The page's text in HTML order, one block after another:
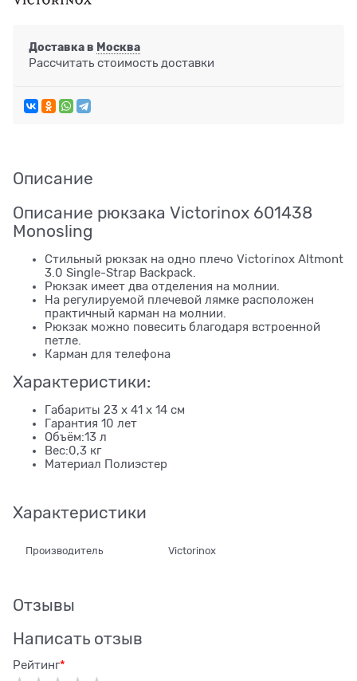
Доставка в Москва
Рассчитать стоимость доставки
Описание
Описание рюкзака Victorinox 601438
Monosling
Стильный рюкзак на одно плечо Victorinox Altmont
3.0 Single-Strap Backpack.
Рюкзак имеет два отделения на молнии.
На регулируемой плечевой лямке расположен
практичный карман на молнии.
Рюкзак можно повесить благодаря встроенной
петле.
Карман для телефона
Характеристики:
Габариты 23 x 41 x 14 см
Гарантия 10 лет
Объём:13 л
Вес:0,3 кг
Материал Полиэстер
Характеристики
Производитель Victorinox
Отзывы
Написать отзыв
Рейтинг